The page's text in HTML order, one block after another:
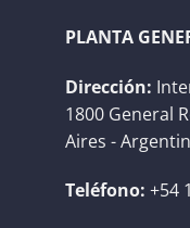
PLANTA
Dirección:
1800 General
Aires -
Teléfono: +54